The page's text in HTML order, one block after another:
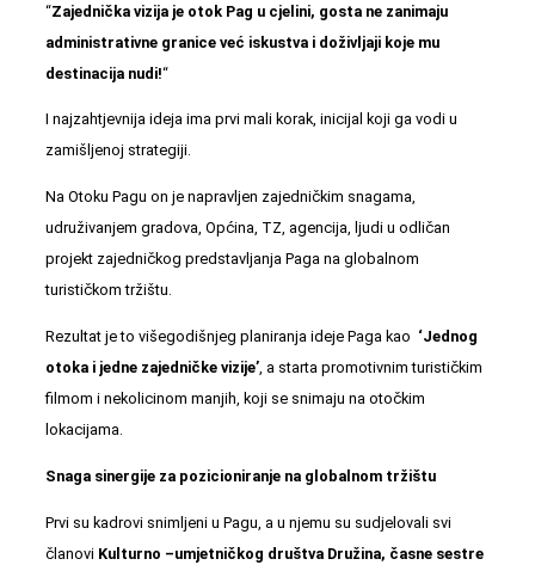
“Zajednička vizija je otok Pag u cjelini, gosta ne zanimaju
administrativne granice već iskustva i doživljaji koje mu
destinacija nudi!“
I najzahtjevnija ideja ima prvi mali korak, inicijal koji ga vodi u
zamišljenoj strategiji.
Na Otoku Pagu on je napravljen zajedničkim snagama,
udruživanjem gradova, Općina, TZ, agencija, ljudi u odličan
projekt zajedničkog predstavljanja Paga na globalnom
turističkom tržištu.
Rezultat je to višegodišnjeg planiranja ideje Paga kao ‘Jednog
otoka i jedne zajedničke vizije’ , a starta promotivnim turističkim
filmom i nekolicinom manjih, koji se snimaju na otočkim
lokacijama.
Snaga sinergije za pozicioniranje na globalnom tržištu
Prvi su kadrovi snimljeni u Pagu, a u njemu su sudjelovali svi
članovi Kulturno –umjetničkog društva Družina, časne sestre